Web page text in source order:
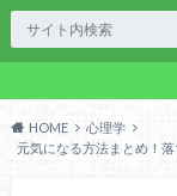
HOME
心理学
元気になる方法まとめ！